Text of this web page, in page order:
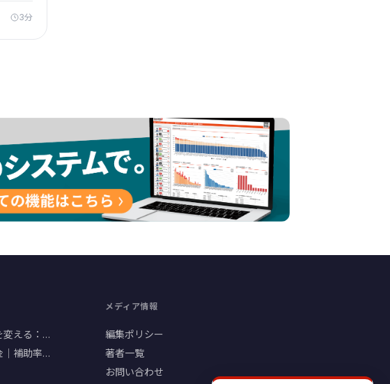
3分
変える：…
｜補助率…
メディア情報
編集ポリシー
著者一覧
お問い合わせ